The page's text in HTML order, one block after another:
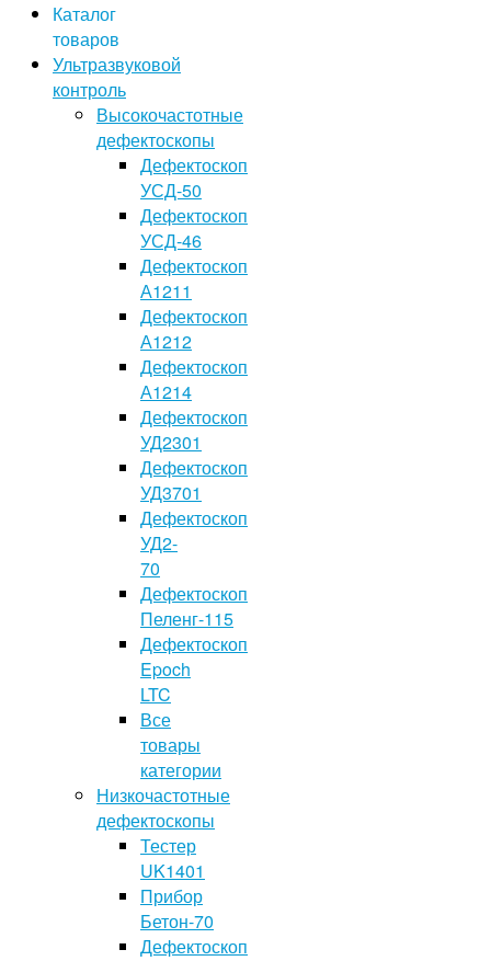
Каталог
товаров
Ультразвуковой
контроль
Высокочастотные
дефектоскопы
Дефектоскоп
УСД-50
Дефектоскоп
УСД-46
Дефектоскоп
А1211
Дефектоскоп
А1212
Дефектоскоп
А1214
Дефектоскоп
УД2301
Дефектоскоп
УД3701
Дефектоскоп
УД2-
70
Дефектоскоп
Пеленг-115
Дефектоскоп
Epoch
LTC
Все
товары
категории
Низкочастотные
дефектоскопы
Тестер
UK1401
Прибор
Бетон-70
Дефектоскоп